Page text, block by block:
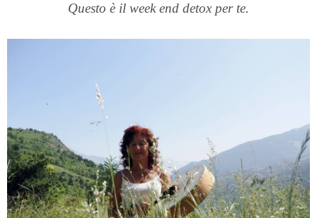
Questo è il week end detox per te.